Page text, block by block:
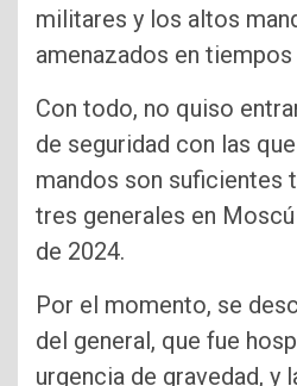
militares y los altos
amenazados en tiempos
Con todo, no quiso
de seguridad con las
mandos son suficientes
tres generales en
de 2024.
Por el momento, se
del general, que fue
urgencia de gravedad, y